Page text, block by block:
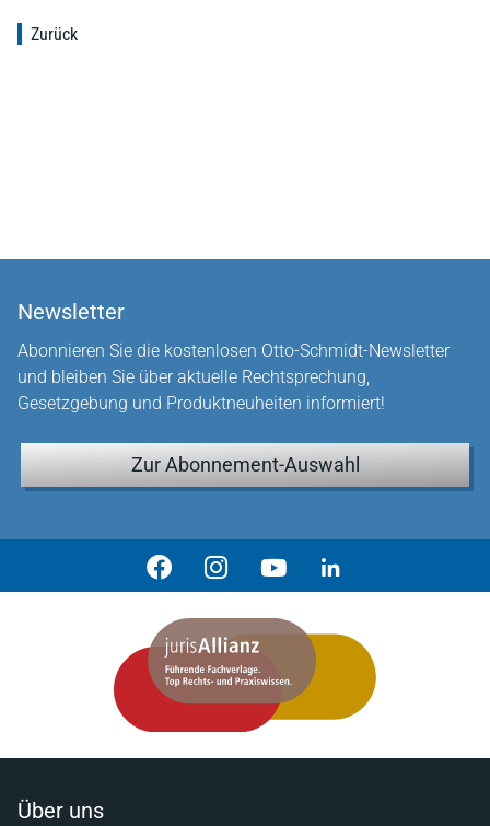
Zurück
Newsletter
Abonnieren Sie die kostenlosen Otto-Schmidt-Newsletter
und bleiben Sie über aktuelle Rechtsprechung,
Gesetzgebung und Produktneuheiten informiert!
Zur Abonnement-Auswahl
Über uns